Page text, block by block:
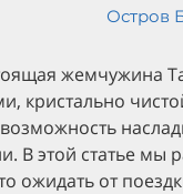
жемчужина
кристально
В этой статье мы
ожидать от
Остров